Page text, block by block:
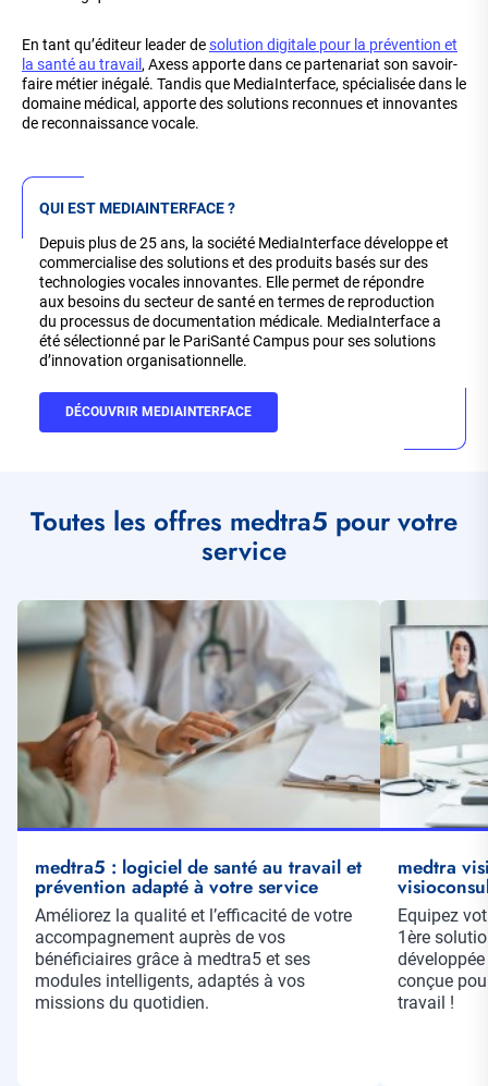
En tant qu’éditeur leader desolution digitale pour la prévention et
la santé au travail , Axess apporte dans ce partenariat son savoir-
faire métier inégalé. Tandis que MediaInterface, spécialisée dans le
domaine médical, apporte des solutions reconnues et innovantes
de reconnaissance vocale.
QUI EST MEDIAINTERFACE ?
Depuis plus de 25 ans, la société MediaInterface développe et
commercialise des solutions et des produits basés sur des
technologies vocales innovantes. Elle permet de répondre
aux besoins du secteur de santé en termes de reproduction
du processus de documentation médicale. MediaInterface a
été sélectionné par le PariSanté Campus pour ses solutions
d’innovation organisationnelle.
DÉCOUVRIR MEDIAINTERFACE
Toutes les offres medtra5 pour votre
service
Illustration
vignette
medtra5 : logiciel de santé au travail et
prévention adapté à votre service
Résumé
Améliorez la qualité et l’efficacité de votre
accompagnement auprès de vos
bénéficiaires grâce à medtra5 et ses
modules intelligents, adaptés à vos
missions du quotidien.
Illustration
vignette
medtra
Résumé
Equipez
1ère
conçue
travail !